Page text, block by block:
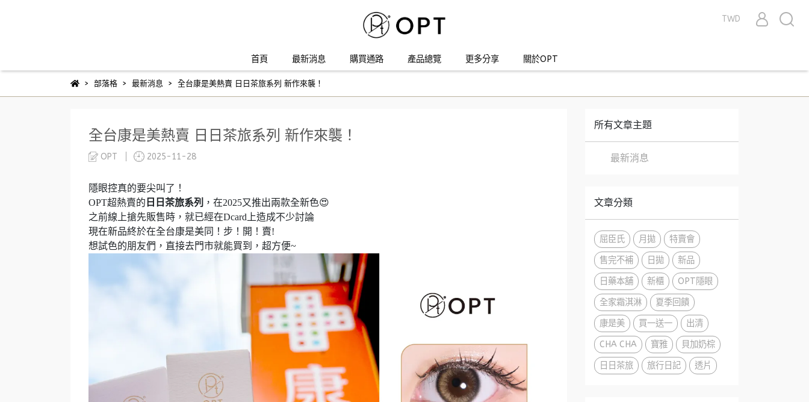
TWD
首頁 最新消息 購買通路 產品總覽 更多分享 關於OPT
部落格 最新消息 全台康是美熱賣 日日茶旅系列 新作來襲！
全台康是美熱賣 日日茶旅系列 新作來襲！
OPT 2025-11-28
隱眼控真的要尖叫了！
OPT超熱賣的 日日茶旅系列 ，在2025又推出兩款全新色😍
之前線上搶先販售時，就已經在Dcard上造成不少討論
現在新品終於在全台康是美同！步！開！賣!
想試色的朋友們，直接去門市就能買到，超方便~
所有文章主題
最新消息
文章分類
屈臣氏 月拋 特賣會
售完不補 日拋 新品
日藥本舖 新櫃 OPT隱眼
全家霜淇淋 夏季回饋
康是美 買一送一 出清
CHA CHA 寶雅 貝加奶棕
日日茶旅 旅行日記 透片